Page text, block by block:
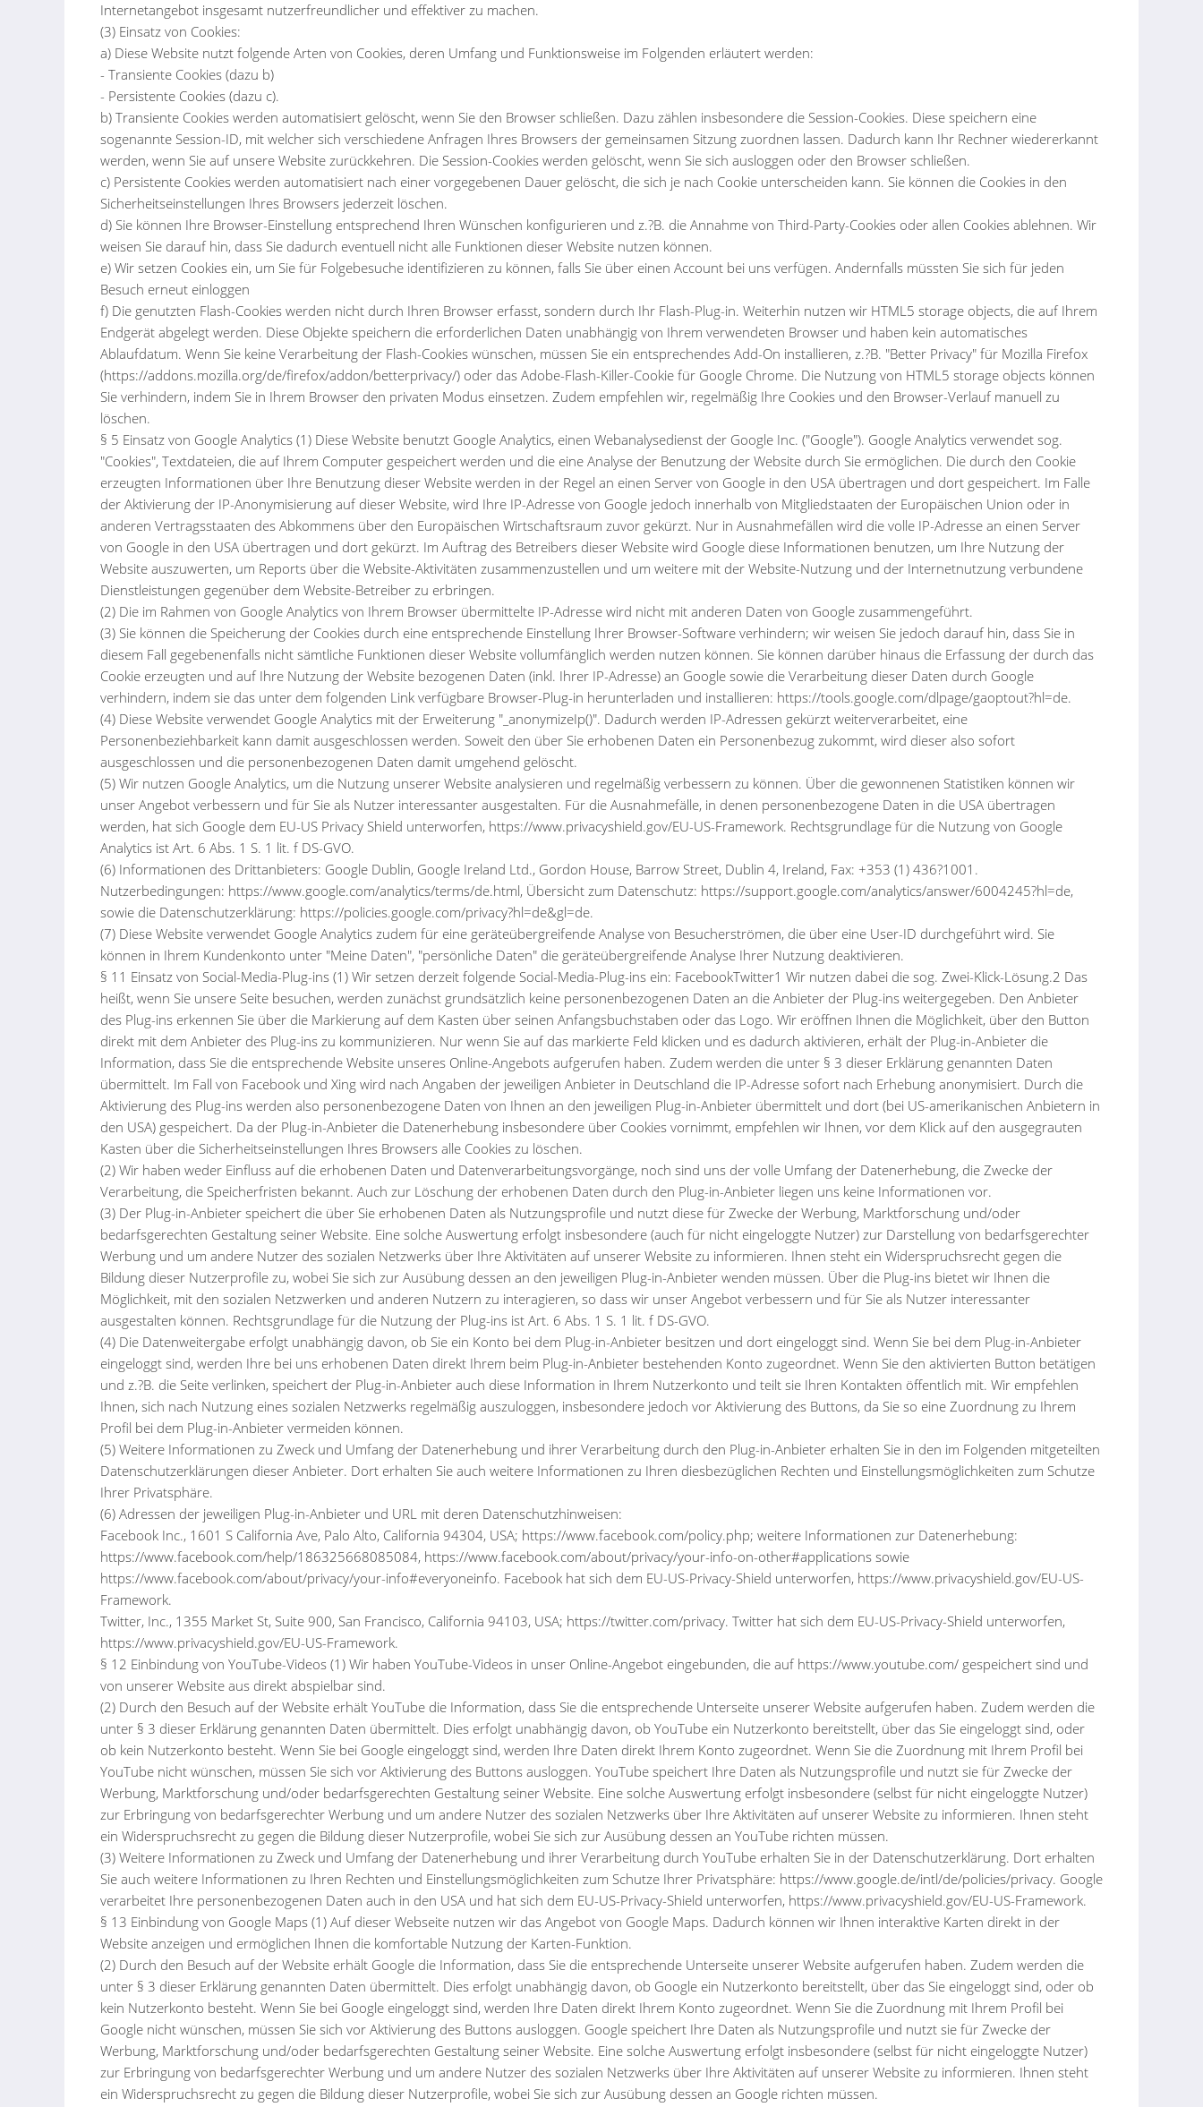
Internetangebot insgesamt nutzerfreundlicher und effektiver zu machen.
(3) Einsatz von Cookies:
a) Diese Website nutzt folgende Arten von Cookies, deren Umfang und Funktionsweise im Folgenden erläutert werden:
- Transiente Cookies (dazu b)
- Persistente Cookies (dazu c).
b) Transiente Cookies werden automatisiert gelöscht, wenn Sie den Browser schließen. Dazu zählen insbesondere die Session-Cookies. Diese speichern eine
sogenannte Session-ID, mit welcher sich verschiedene Anfragen Ihres Browsers der gemeinsamen Sitzung zuordnen lassen. Dadurch kann Ihr Rechner wiedererkannt
werden, wenn Sie auf unsere Website zurückkehren. Die Session-Cookies werden gelöscht, wenn Sie sich ausloggen oder den Browser schließen.
c) Persistente Cookies werden automatisiert nach einer vorgegebenen Dauer gelöscht, die sich je nach Cookie unterscheiden kann. Sie können die Cookies in den
Sicherheitseinstellungen Ihres Browsers jederzeit löschen.
d) Sie können Ihre Browser-Einstellung entsprechend Ihren Wünschen konfigurieren und z.?B. die Annahme von Third-Party-Cookies oder allen Cookies ablehnen. Wir
weisen Sie darauf hin, dass Sie dadurch eventuell nicht alle Funktionen dieser Website nutzen können.
e) Wir setzen Cookies ein, um Sie für Folgebesuche identifizieren zu können, falls Sie über einen Account bei uns verfügen. Andernfalls müssten Sie sich für jeden
Besuch erneut einloggen
f) Die genutzten Flash-Cookies werden nicht durch Ihren Browser erfasst, sondern durch Ihr Flash-Plug-in. Weiterhin nutzen wir HTML5 storage objects, die auf Ihrem
Endgerät abgelegt werden. Diese Objekte speichern die erforderlichen Daten unabhängig von Ihrem verwendeten Browser und haben kein automatisches
Ablaufdatum. Wenn Sie keine Verarbeitung der Flash-Cookies wünschen, müssen Sie ein entsprechendes Add-On installieren, z.?B. "Better Privacy" für Mozilla Firefox
(https://addons.mozilla.org/de/firefox/addon/betterprivacy/) oder das Adobe-Flash-Killer-Cookie für Google Chrome. Die Nutzung von HTML5 storage objects können
Sie verhindern, indem Sie in Ihrem Browser den privaten Modus einsetzen. Zudem empfehlen wir, regelmäßig Ihre Cookies und den Browser-Verlauf manuell zu
löschen.
§ 5 Einsatz von Google Analytics (1) Diese Website benutzt Google Analytics, einen Webanalysedienst der Google Inc. ("Google"). Google Analytics verwendet sog.
"Cookies", Textdateien, die auf Ihrem Computer gespeichert werden und die eine Analyse der Benutzung der Website durch Sie ermöglichen. Die durch den Cookie
erzeugten Informationen über Ihre Benutzung dieser Website werden in der Regel an einen Server von Google in den USA übertragen und dort gespeichert. Im Falle
der Aktivierung der IP-Anonymisierung auf dieser Website, wird Ihre IP-Adresse von Google jedoch innerhalb von Mitgliedstaaten der Europäischen Union oder in
anderen Vertragsstaaten des Abkommens über den Europäischen Wirtschaftsraum zuvor gekürzt. Nur in Ausnahmefällen wird die volle IP-Adresse an einen Server
von Google in den USA übertragen und dort gekürzt. Im Auftrag des Betreibers dieser Website wird Google diese Informationen benutzen, um Ihre Nutzung der
Website auszuwerten, um Reports über die Website-Aktivitäten zusammenzustellen und um weitere mit der Website-Nutzung und der Internetnutzung verbundene
Dienstleistungen gegenüber dem Website-Betreiber zu erbringen.
(2) Die im Rahmen von Google Analytics von Ihrem Browser übermittelte IP-Adresse wird nicht mit anderen Daten von Google zusammengeführt.
(3) Sie können die Speicherung der Cookies durch eine entsprechende Einstellung Ihrer Browser-Software verhindern; wir weisen Sie jedoch darauf hin, dass Sie in
diesem Fall gegebenenfalls nicht sämtliche Funktionen dieser Website vollumfänglich werden nutzen können. Sie können darüber hinaus die Erfassung der durch das
Cookie erzeugten und auf Ihre Nutzung der Website bezogenen Daten (inkl. Ihrer IP-Adresse) an Google sowie die Verarbeitung dieser Daten durch Google
verhindern, indem sie das unter dem folgenden Link verfügbare Browser-Plug-in herunterladen und installieren: https://tools.google.com/dlpage/gaoptout?hl=de.
(4) Diese Website verwendet Google Analytics mit der Erweiterung "_anonymizeIp()". Dadurch werden IP-Adressen gekürzt weiterverarbeitet, eine
Personenbeziehbarkeit kann damit ausgeschlossen werden. Soweit den über Sie erhobenen Daten ein Personenbezug zukommt, wird dieser also sofort
ausgeschlossen und die personenbezogenen Daten damit umgehend gelöscht.
(5) Wir nutzen Google Analytics, um die Nutzung unserer Website analysieren und regelmäßig verbessern zu können. Über die gewonnenen Statistiken können wir
unser Angebot verbessern und für Sie als Nutzer interessanter ausgestalten. Für die Ausnahmefälle, in denen personenbezogene Daten in die USA übertragen
werden, hat sich Google dem EU-US Privacy Shield unterworfen, https://www.privacyshield.gov/EU-US-Framework. Rechtsgrundlage für die Nutzung von Google
Analytics ist Art. 6 Abs. 1 S. 1 lit. f DS-GVO.
(6) Informationen des Drittanbieters: Google Dublin, Google Ireland Ltd., Gordon House, Barrow Street, Dublin 4, Ireland, Fax: +353 (1) 436?1001.
Nutzerbedingungen: https://www.google.com/analytics/terms/de.html, Übersicht zum Datenschutz: https://support.google.com/analytics/answer/6004245?hl=de,
sowie die Datenschutzerklärung: https://policies.google.com/privacy?hl=de&gl=de.
(7) Diese Website verwendet Google Analytics zudem für eine geräteübergreifende Analyse von Besucherströmen, die über eine User-ID durchgeführt wird. Sie
können in Ihrem Kundenkonto unter "Meine Daten", "persönliche Daten" die geräteübergreifende Analyse Ihrer Nutzung deaktivieren.
§ 11 Einsatz von Social-Media-Plug-ins (1) Wir setzen derzeit folgende Social-Media-Plug-ins ein: FacebookTwitter1 Wir nutzen dabei die sog. Zwei-Klick-Lösung.2 Das
heißt, wenn Sie unsere Seite besuchen, werden zunächst grundsätzlich keine personenbezogenen Daten an die Anbieter der Plug-ins weitergegeben. Den Anbieter
des Plug-ins erkennen Sie über die Markierung auf dem Kasten über seinen Anfangsbuchstaben oder das Logo. Wir eröffnen Ihnen die Möglichkeit, über den Button
direkt mit dem Anbieter des Plug-ins zu kommunizieren. Nur wenn Sie auf das markierte Feld klicken und es dadurch aktivieren, erhält der Plug-in-Anbieter die
Information, dass Sie die entsprechende Website unseres Online-Angebots aufgerufen haben. Zudem werden die unter § 3 dieser Erklärung genannten Daten
übermittelt. Im Fall von Facebook und Xing wird nach Angaben der jeweiligen Anbieter in Deutschland die IP-Adresse sofort nach Erhebung anonymisiert. Durch die
Aktivierung des Plug-ins werden also personenbezogene Daten von Ihnen an den jeweiligen Plug-in-Anbieter übermittelt und dort (bei US-amerikanischen Anbietern in
den USA) gespeichert. Da der Plug-in-Anbieter die Datenerhebung insbesondere über Cookies vornimmt, empfehlen wir Ihnen, vor dem Klick auf den ausgegrauten
Kasten über die Sicherheitseinstellungen Ihres Browsers alle Cookies zu löschen.
(2) Wir haben weder Einfluss auf die erhobenen Daten und Datenverarbeitungsvorgänge, noch sind uns der volle Umfang der Datenerhebung, die Zwecke der
Verarbeitung, die Speicherfristen bekannt. Auch zur Löschung der erhobenen Daten durch den Plug-in-Anbieter liegen uns keine Informationen vor.
(3) Der Plug-in-Anbieter speichert die über Sie erhobenen Daten als Nutzungsprofile und nutzt diese für Zwecke der Werbung, Marktforschung und/oder
bedarfsgerechten Gestaltung seiner Website. Eine solche Auswertung erfolgt insbesondere (auch für nicht eingeloggte Nutzer) zur Darstellung von bedarfsgerechter
Werbung und um andere Nutzer des sozialen Netzwerks über Ihre Aktivitäten auf unserer Website zu informieren. Ihnen steht ein Widerspruchsrecht gegen die
Bildung dieser Nutzerprofile zu, wobei Sie sich zur Ausübung dessen an den jeweiligen Plug-in-Anbieter wenden müssen. Über die Plug-ins bietet wir Ihnen die
Möglichkeit, mit den sozialen Netzwerken und anderen Nutzern zu interagieren, so dass wir unser Angebot verbessern und für Sie als Nutzer interessanter
ausgestalten können. Rechtsgrundlage für die Nutzung der Plug-ins ist Art. 6 Abs. 1 S. 1 lit. f DS-GVO.
(4) Die Datenweitergabe erfolgt unabhängig davon, ob Sie ein Konto bei dem Plug-in-Anbieter besitzen und dort eingeloggt sind. Wenn Sie bei dem Plug-in-Anbieter
eingeloggt sind, werden Ihre bei uns erhobenen Daten direkt Ihrem beim Plug-in-Anbieter bestehenden Konto zugeordnet. Wenn Sie den aktivierten Button betätigen
und z.?B. die Seite verlinken, speichert der Plug-in-Anbieter auch diese Information in Ihrem Nutzerkonto und teilt sie Ihren Kontakten öffentlich mit. Wir empfehlen
Ihnen, sich nach Nutzung eines sozialen Netzwerks regelmäßig auszuloggen, insbesondere jedoch vor Aktivierung des Buttons, da Sie so eine Zuordnung zu Ihrem
Profil bei dem Plug-in-Anbieter vermeiden können.
(5) Weitere Informationen zu Zweck und Umfang der Datenerhebung und ihrer Verarbeitung durch den Plug-in-Anbieter erhalten Sie in den im Folgenden mitgeteilten
Datenschutzerklärungen dieser Anbieter. Dort erhalten Sie auch weitere Informationen zu Ihren diesbezüglichen Rechten und Einstellungsmöglichkeiten zum Schutze
Ihrer Privatsphäre.
(6) Adressen der jeweiligen Plug-in-Anbieter und URL mit deren Datenschutzhinweisen:
Facebook Inc., 1601 S California Ave, Palo Alto, California 94304, USA; https://www.facebook.com/policy.php; weitere Informationen zur Datenerhebung:
https://www.facebook.com/help/186325668085084, https://www.facebook.com/about/privacy/your-info-on-other#applications sowie
https://www.facebook.com/about/privacy/your-info#everyoneinfo. Facebook hat sich dem EU-US-Privacy-Shield unterworfen, https://www.privacyshield.gov/EU-US-
Framework.
Twitter, Inc., 1355 Market St, Suite 900, San Francisco, California 94103, USA; https://twitter.com/privacy. Twitter hat sich dem EU-US-Privacy-Shield unterworfen,
https://www.privacyshield.gov/EU-US-Framework.
§ 12 Einbindung von YouTube-Videos (1) Wir haben YouTube-Videos in unser Online-Angebot eingebunden, die auf https://www.youtube.com/ gespeichert sind und
von unserer Website aus direkt abspielbar sind.
(2) Durch den Besuch auf der Website erhält YouTube die Information, dass Sie die entsprechende Unterseite unserer Website aufgerufen haben. Zudem werden die
unter § 3 dieser Erklärung genannten Daten übermittelt. Dies erfolgt unabhängig davon, ob YouTube ein Nutzerkonto bereitstellt, über das Sie eingeloggt sind, oder
ob kein Nutzerkonto besteht. Wenn Sie bei Google eingeloggt sind, werden Ihre Daten direkt Ihrem Konto zugeordnet. Wenn Sie die Zuordnung mit Ihrem Profil bei
YouTube nicht wünschen, müssen Sie sich vor Aktivierung des Buttons ausloggen. YouTube speichert Ihre Daten als Nutzungsprofile und nutzt sie für Zwecke der
Werbung, Marktforschung und/oder bedarfsgerechten Gestaltung seiner Website. Eine solche Auswertung erfolgt insbesondere (selbst für nicht eingeloggte Nutzer)
zur Erbringung von bedarfsgerechter Werbung und um andere Nutzer des sozialen Netzwerks über Ihre Aktivitäten auf unserer Website zu informieren. Ihnen steht
ein Widerspruchsrecht zu gegen die Bildung dieser Nutzerprofile, wobei Sie sich zur Ausübung dessen an YouTube richten müssen.
(3) Weitere Informationen zu Zweck und Umfang der Datenerhebung und ihrer Verarbeitung durch YouTube erhalten Sie in der Datenschutzerklärung. Dort erhalten
Sie auch weitere Informationen zu Ihren Rechten und Einstellungsmöglichkeiten zum Schutze Ihrer Privatsphäre: https://www.google.de/intl/de/policies/privacy. Google
verarbeitet Ihre personenbezogenen Daten auch in den USA und hat sich dem EU-US-Privacy-Shield unterworfen, https://www.privacyshield.gov/EU-US-Framework.
§ 13 Einbindung von Google Maps (1) Auf dieser Webseite nutzen wir das Angebot von Google Maps. Dadurch können wir Ihnen interaktive Karten direkt in der
Website anzeigen und ermöglichen Ihnen die komfortable Nutzung der Karten-Funktion.
(2) Durch den Besuch auf der Website erhält Google die Information, dass Sie die entsprechende Unterseite unserer Website aufgerufen haben. Zudem werden die
unter § 3 dieser Erklärung genannten Daten übermittelt. Dies erfolgt unabhängig davon, ob Google ein Nutzerkonto bereitstellt, über das Sie eingeloggt sind, oder ob
kein Nutzerkonto besteht. Wenn Sie bei Google eingeloggt sind, werden Ihre Daten direkt Ihrem Konto zugeordnet. Wenn Sie die Zuordnung mit Ihrem Profil bei
Google nicht wünschen, müssen Sie sich vor Aktivierung des Buttons ausloggen. Google speichert Ihre Daten als Nutzungsprofile und nutzt sie für Zwecke der
Werbung, Marktforschung und/oder bedarfsgerechten Gestaltung seiner Website. Eine solche Auswertung erfolgt insbesondere (selbst für nicht eingeloggte Nutzer)
zur Erbringung von bedarfsgerechter Werbung und um andere Nutzer des sozialen Netzwerks über Ihre Aktivitäten auf unserer Website zu informieren. Ihnen steht
ein Widerspruchsrecht zu gegen die Bildung dieser Nutzerprofile, wobei Sie sich zur Ausübung dessen an Google richten müssen.